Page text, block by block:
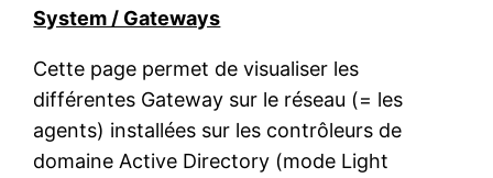
System / Gateways
Cette page permet de visualiser les
différentes Gateway sur le réseau (= les
agents) installées sur les contrôleurs de
domaine Active Directory (mode Light